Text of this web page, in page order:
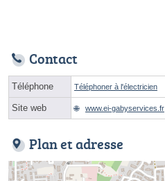
Contact
Téléphone Téléphoner à l'électricien
Site web www.ei-gabyservices.fr
Plan et adresse